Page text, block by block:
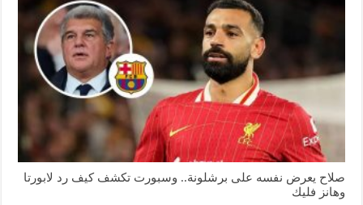
صلاح يعرض نفسه على برشلونة.. وسبورت تكشف كيف رد لابورتا
وهانز فليك